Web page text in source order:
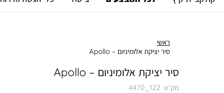
ראשי
סיר יציקת אלומיניום – Apollo
סיר יציקת אלומיניום – Apollo
מק״ט 4470_122